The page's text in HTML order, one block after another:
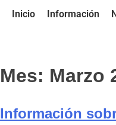
Inicio Información
Mes: Marzo
Información